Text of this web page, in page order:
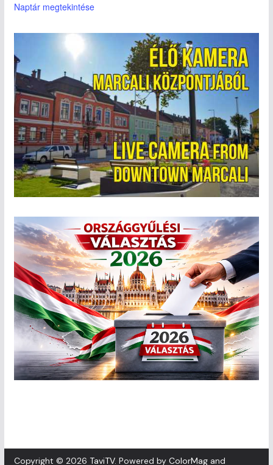
Naptár megtekintése
Copyright © 2026 TaviTV. Powered by ColorMagand